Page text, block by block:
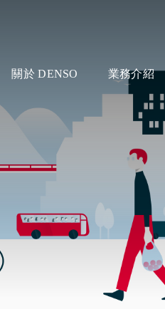
關於 DENSO 業務介紹